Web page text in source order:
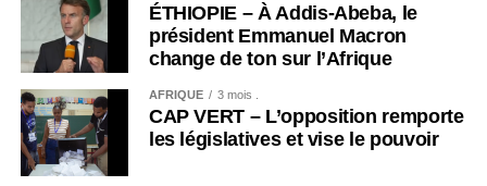
ÉTHIOPIE – À Addis-Abeba, le
président Emmanuel Macron
change de ton sur l’Afrique
AFRIQUE 3 mois .
CAP VERT – L’opposition remporte
les législatives et vise le pouvoir